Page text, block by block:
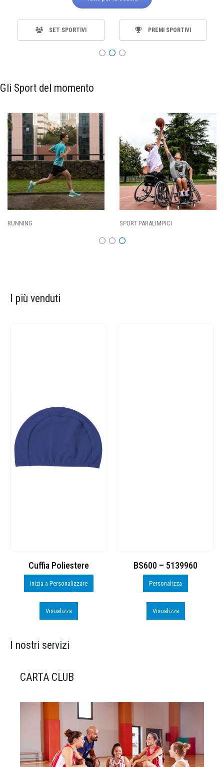
SET SPORTIVI PREMI SPORTIVI
Gli Sport del momento
SPORT PARALIMPICI
I più venduti
Cuffia Poliestere
Inizia a Personalizzare
Visualizza
BS600 – 5139960
Personalizza
Visualizza
I nostri servizi
CARTA CLUB